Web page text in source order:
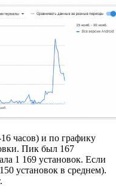
часов) и по графику
Пик был 167
1 169 установок. Если
установок в среднем).